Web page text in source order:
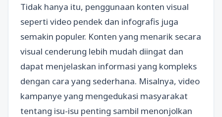
Tidak hanya itu, penggunaan konten visual
seperti video pendek dan infografis juga
semakin populer. Konten yang menarik secara
visual cenderung lebih mudah diingat dan
dapat menjelaskan informasi yang kompleks
dengan cara yang sederhana. Misalnya, video
kampanye yang mengedukasi masyarakat
tentang isu-isu penting sambil menonjolkan